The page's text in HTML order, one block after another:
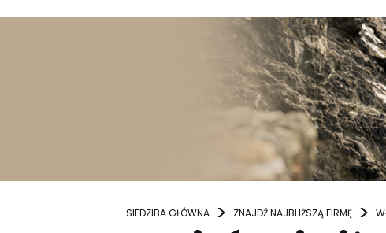
SIEDZIBA GŁÓWNA ZNAJDŹ NAJBLIŻSZĄ FIRMĘ